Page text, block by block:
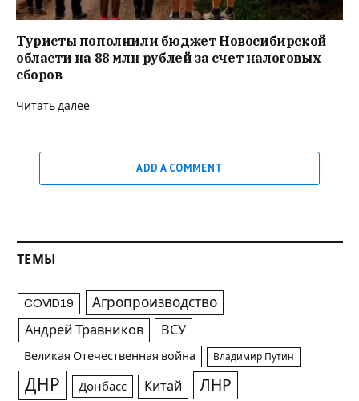
Туристы пополнили бюджет Новосибирской
области на 88 млн рублей за счет налоговых
сборов
Читать далее
ADD A COMMENT
ТЕМЫ
COVID19 Агропроизводство
Андрей Травников ВСУ
Великая Отечественная война Владимир Путин
ДНР Донбасс Китай ЛНР